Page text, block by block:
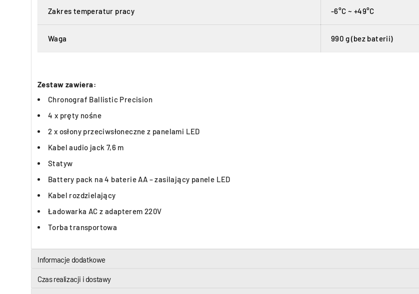
Zakres temperatur pracy -6°C ~ +49°C
Waga 990 g (bez baterii)
Zestaw zawiera:
Chronograf Ballistic Precision
4 x pręty nośne
2 x osłony przeciwsłoneczne z panelami LED
Kabel audio jack 7,6 m
Statyw
Battery pack na 4 baterie AA – zasilający panele LED
Kabel rozdzielający
Ładowarka AC z adapterem 220V
Torba transportowa
Informacje dodatkowe
Czas realizacji i dostawy